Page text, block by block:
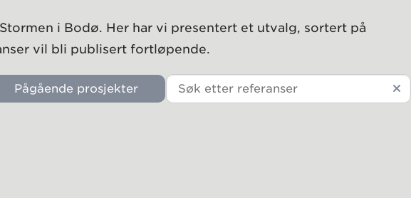
i Bodø. Her har vi presentert et utvalg, sortert på
vil bli publisert fortløpende.
Pågående prosjekter